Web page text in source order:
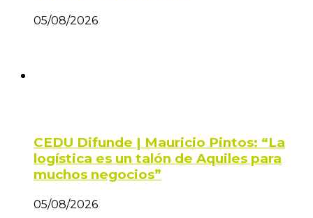
05/08/2026
CEDU Difunde | Mauricio Pintos: “La
logística es un talón de Aquiles para
muchos negocios”
05/08/2026